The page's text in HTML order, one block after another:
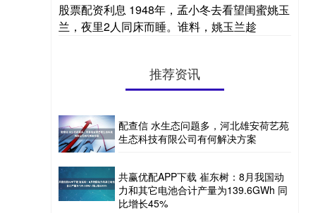
股票配资利息 1948年，孟小冬去看望闺蜜姚玉
兰，夜里2人同床而睡。谁料，姚玉兰趁
推荐资讯
配查信 水生态问题多，河北雄安荷艺苑
生态科技有限公司有何解决方案
共赢优配APP下载 崔东树：8月我国动
力和其它电池合计产量为139.6GWh 同
比增长45%